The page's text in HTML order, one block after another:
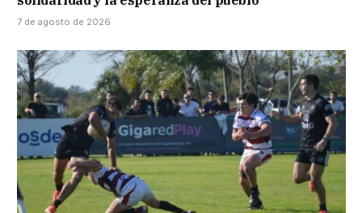
7 de agosto de 2026